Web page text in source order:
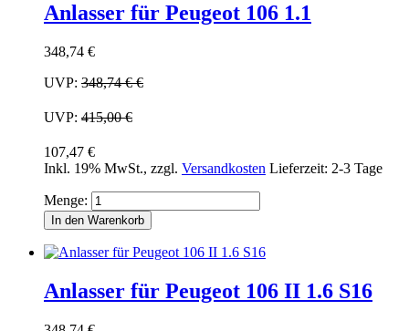
Anlasser für Peugeot 106 1.1
348,74 €
UVP: 348,74 €€
UVP: 415,00 €
107,47 €
Inkl. 19% MwSt., zzgl. Versandkosten Lieferzeit: 2-3 Tage
Menge:
In den Warenkorb
Anlasser für Peugeot 106 II 1.6 S16